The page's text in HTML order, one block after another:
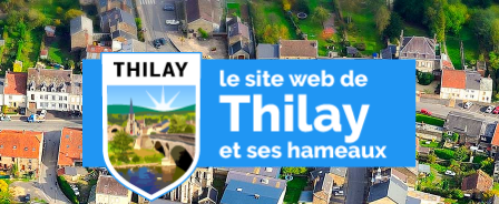
Skip
to
content
Skip
to
left
sidebar
Skip
to
footer